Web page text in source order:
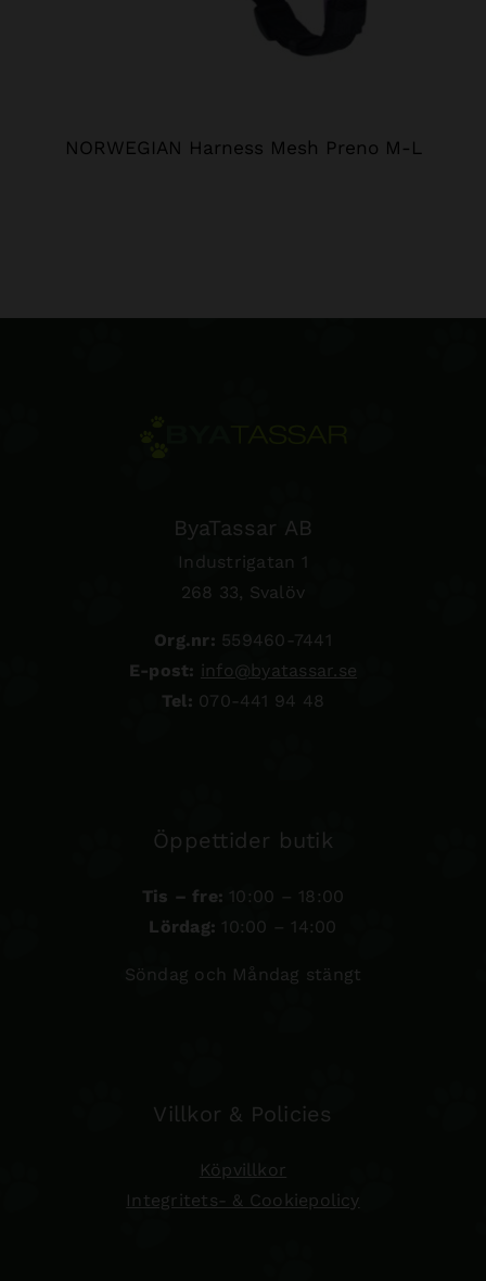
NORWEGIAN Harness Mesh Preno M-L
ByaTassar AB
Industrigatan 1
268 33, Svalöv
Org.nr: 559460-7441
E-post: info@byatassar.se
Tel: 070-441 94 48
Öppettider butik
Tis – fre: 10:00 – 18:00
Lördag: 10:00 – 14:00
Söndag och Måndag stängt
Villkor & Policies
Köpvillkor
Integritets- & Cookiepolicy